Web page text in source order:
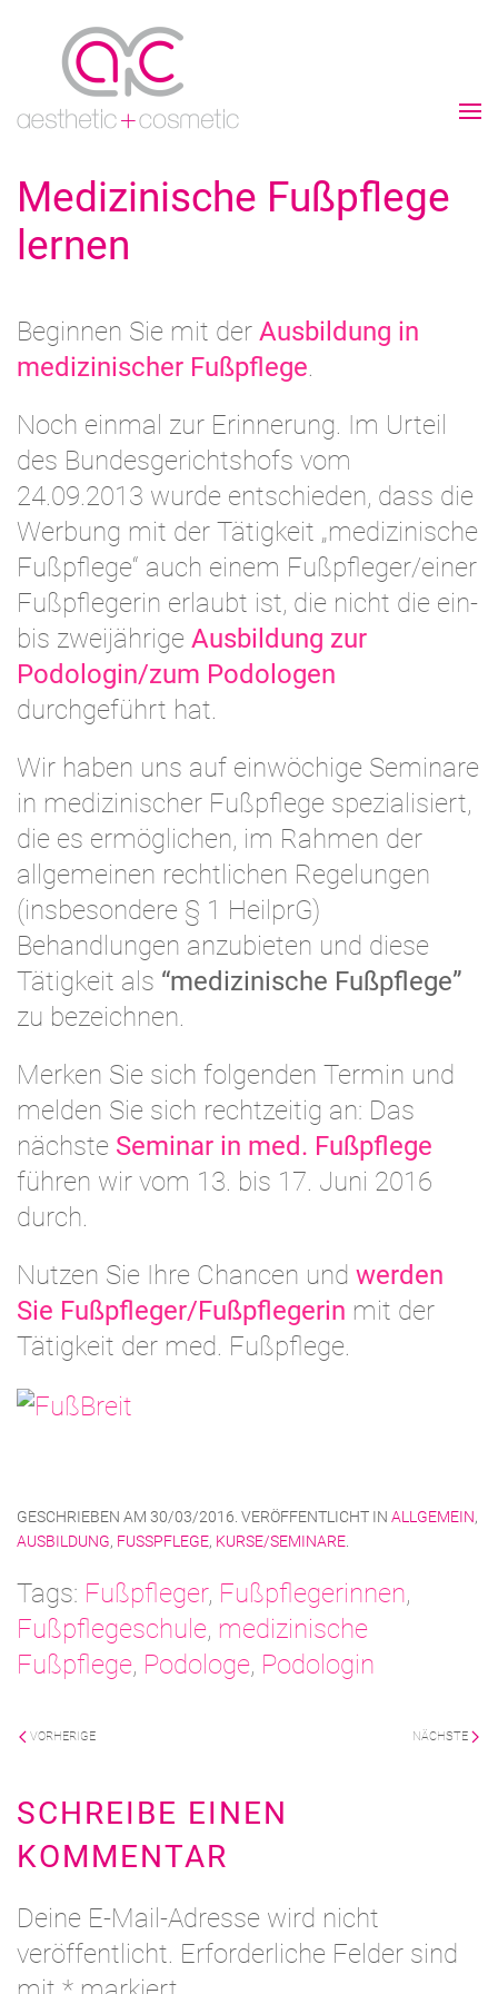
Medizinische Fußpflege
lernen
Beginnen Sie mit der Ausbildung in
medizinischer Fußpflege.
Noch einmal zur Erinnerung. Im Urteil
des Bundesgerichtshofs vom
24.09.2013 wurde entschieden, dass die
Werbung mit der Tätigkeit „medizinische
Fußpflege“ auch einem Fußpfleger/einer
Fußpflegerin erlaubt ist, die nicht die ein-
bis zweijährige Ausbildung zur
Podologin/zum Podologen
durchgeführt hat.
Wir haben uns auf einwöchige Seminare
in medizinischer Fußpflege spezialisiert,
die es ermöglichen, im Rahmen der
allgemeinen rechtlichen Regelungen
(insbesondere § 1 HeilprG)
Behandlungen anzubieten und diese
Tätigkeit als “medizinische Fußpflege”
zu bezeichnen.
Merken Sie sich folgenden Termin und
melden Sie sich rechtzeitig an: Das
nächste Seminar in med. Fußpflege
führen wir vom 13. bis 17. Juni 2016
durch.
Nutzen Sie Ihre Chancen und werden
Sie Fußpfleger/Fußpflegerin mit der
Tätigkeit der med. Fußpflege.
GESCHRIEBEN AM 30/03/2016 . VERÖFFENTLICHT IN ALLGEMEIN,
AUSBILDUNG, FUSSPFLEGE , KURSE/SEMINARE
Tags: Fußpfleger, Fußpflegerinnen,
Fußpflegeschule, medizinische
Fußpflege, Podologe, Podologin
VORHERIGE NÄCHSTE
SCHREIBE EINEN
KOMMENTAR
Deine E-Mail-Adresse wird nicht
veröffentlicht. Erforderliche Felder sind